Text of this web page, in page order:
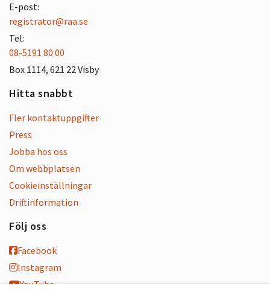
E-post:
registrator@raa.se
Tel:
08-5191 80 00
Box 1114, 621 22 Visby
Hitta snabbt
Fler kontaktuppgifter
Press
Jobba hos oss
Om webbplatsen
Cookieinställningar
Driftinformation
Följ oss
Facebook
Instagram
YouTube